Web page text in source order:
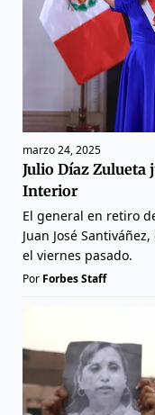
marzo 24, 2025
Julio Díaz
Interior
El general en retiro
Juan José
el viernes pasado.
Por Forbes Staff